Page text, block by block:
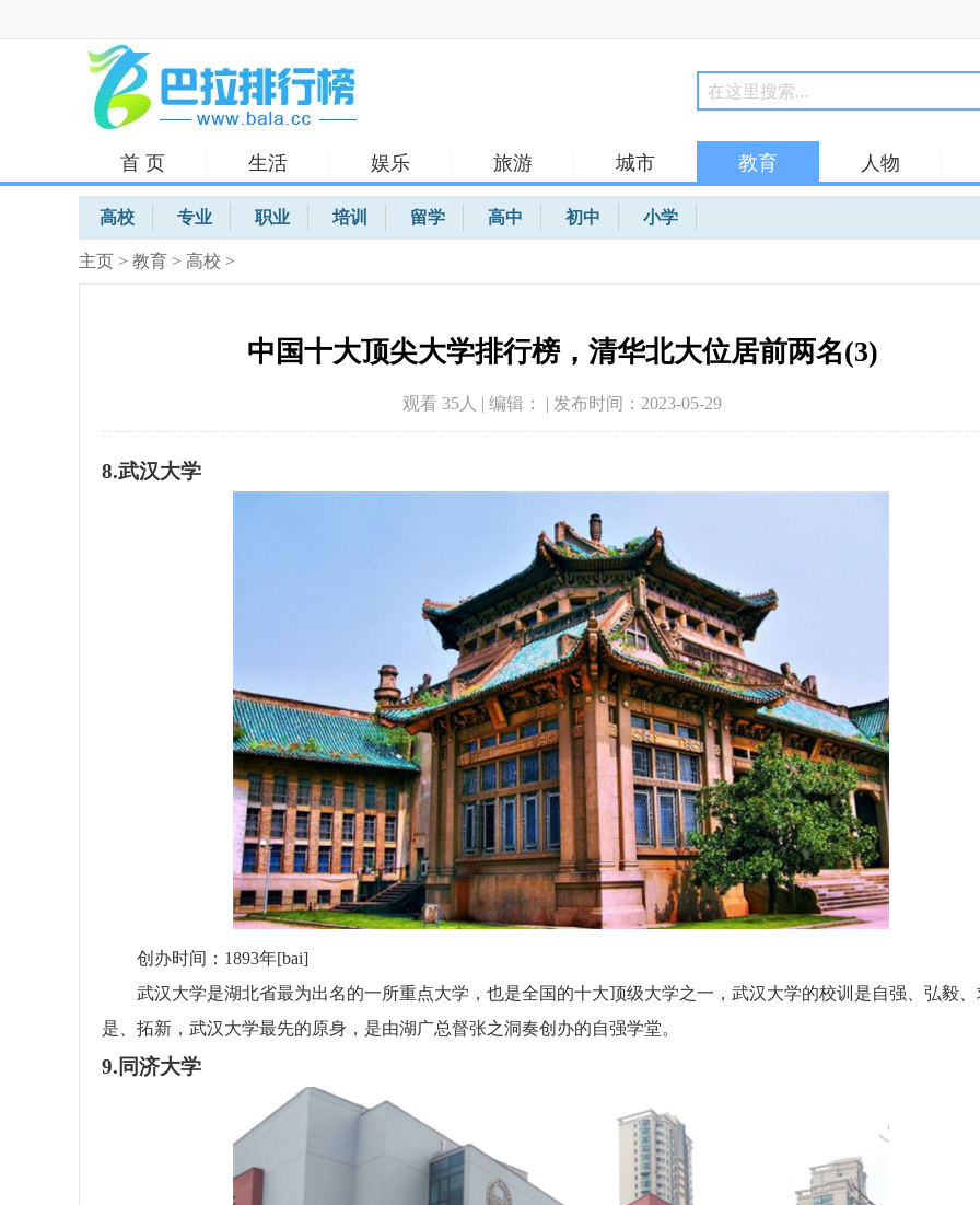
首 页 生活 娱乐 旅游 城市 教育
人物
体育
高校 专业 职业 培训 留学 高中 初中 小学
主页 > 教育 > 高校 >
中国十大顶尖大学排行榜，清华北大位居前两名(3)
观看 35 人 | 编辑： | 发布时间：2023-05-29
8.武汉大学
创办时间：1893年[bai]
武汉大学是湖北省最为出名的一所重点大学，也是全国的十大顶级大学之一，武汉大学的校训是自强、弘毅、
是、拓新，武汉大学最先的原身，是由湖广总督张之洞奏创办的自强学堂。
9.同济大学